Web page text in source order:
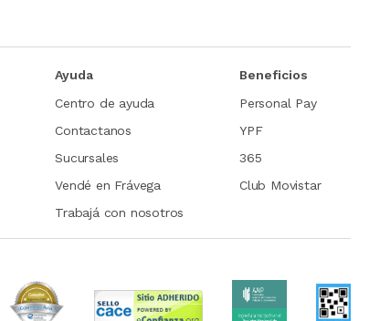
Ayuda
Centro de ayuda
Contactanos
Sucursales
Vendé en Frávega
Trabajá con nosotros
Beneficios
Personal Pay
YPF
365
Club Movistar